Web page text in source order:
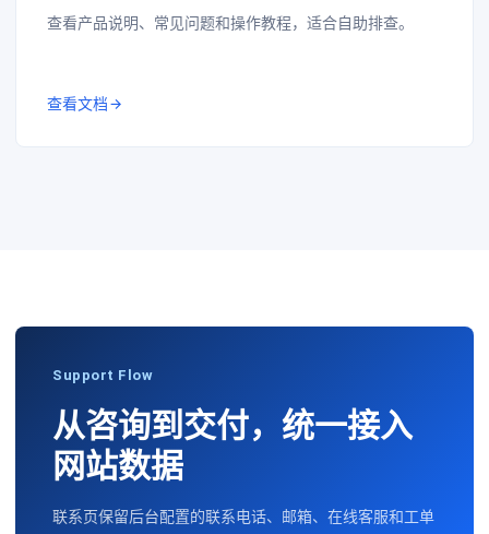
查看产品说明、常见问题和操作教程，适合自助排查。
查看文档
Support Flow
从咨询到交付，统一接入
网站数据
联系页保留后台配置的联系电话、邮箱、在线客服和工单